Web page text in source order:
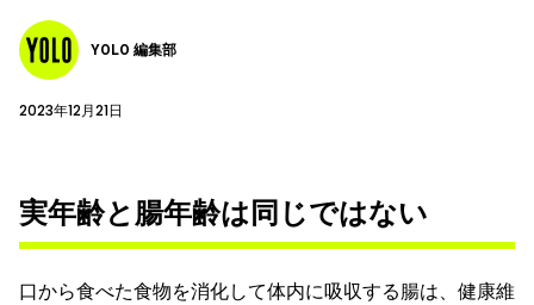
YOLO 編集部
2023年12月21日
実年齢と腸年齢は同じではない
口から食べた食物を消化して体内に吸収する腸は、健康維